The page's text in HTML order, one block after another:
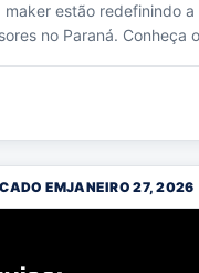
maker estão redefinindo
no Paraná. Conheça
EMJANEIRO 27, 2026